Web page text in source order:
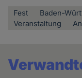
Fest Baden-
Veranstaltung